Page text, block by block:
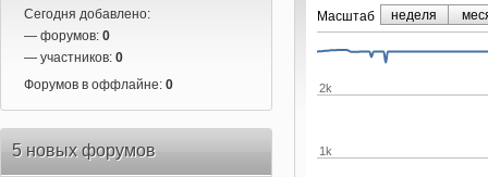
Сегодня добавлено:
— форумов: 0
— участников: 0
Форумов в оффлайне: 0
5 новых форумов
Маcштаб
1k
2k
неделя